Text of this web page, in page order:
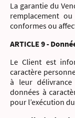
La garantie du
remplacement
conformes ou
ARTICLE 9 -
Le Client est
caractère
à leur
données à
pour l’exécution